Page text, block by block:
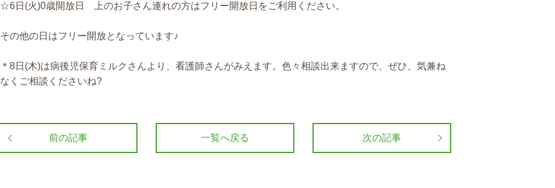
☆6日 (火)0歳開放日 上のお子さん連れの方はフリー開放日をご利用ください。
その他の日はフリー開放となっています♪
＊ 8日 (木)は病後児保育ミルクさんより、看護師さんがみえます。色々相談出来ますので、ぜひ、気兼ね
なくご相談くださいね?
前の記事 次の記事
一覧へ戻る